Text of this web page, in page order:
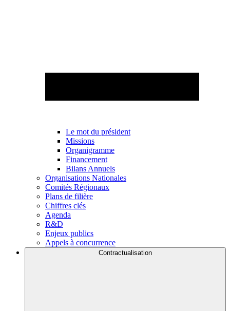
Le mot du président
Missions
Organigramme
Financement
Bilans Annuels
Organisations Nationales
Comités Régionaux
Plans de filière
Chiffres clés
Agenda
R&D
Enjeux publics
Appels à concurrence
Contractualisation